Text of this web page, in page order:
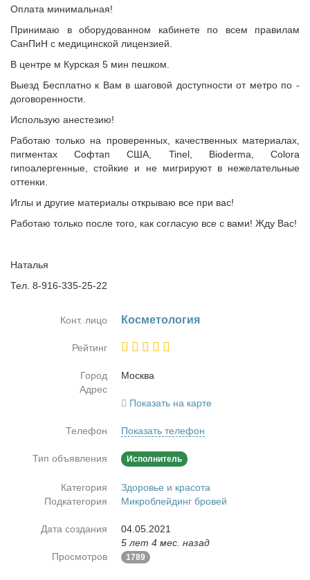
Оплата минимальная!
Принимаю в оборудованном кабинете по всем правилам
СанПиН с медицинской лицензией.
В центре м Курская 5 мин пешком.
Выезд Бесплатно к Вам в шаговой доступности от метро по -
договоренности.
Использую анестезию!
Работаю только на проверенных, качественных материалах,
пигментах Софтап США, Tinel, Bioderma, Colora
гипоалергенные, стойкие и не мигрируют в нежелательные
оттенки.
Иглы и другие материалы открываю все при вас!
Работаю только после того, как согласую все с вами! Жду Вас!
Наталья
Тел. 8-916-335-25-22
Конт. лицо Кос­ме­то­ло­гия
Рейтинг
Город
Москва
Адрес
Показать на карте
Телефон Показать телефон
Тип объявления Исполнитель
Категория
Здоровье и красота
Подкатегория
Микроблейдинг бровей
Дата создания
04.05.2021
5 лет 4 мес. назад
Просмотров
1789